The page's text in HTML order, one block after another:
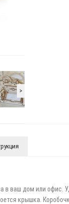
>
в ваш дом или офис.
крышка.